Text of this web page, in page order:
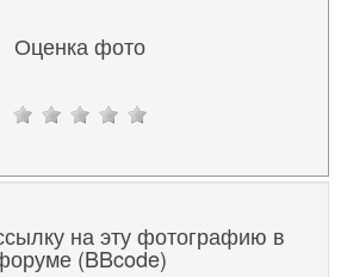
Оценка фото
на эту фотографию в
(BBcode)